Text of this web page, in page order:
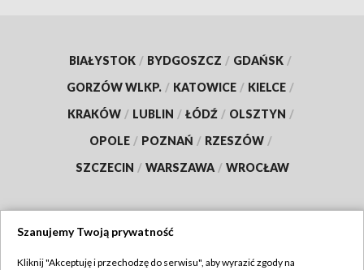
BIAŁYSTOK / BYDGOSZCZ / GDAŃSK /
GORZÓW WLKP. / KATOWICE / KIELCE /
KRAKÓW / LUBLIN / ŁÓDŹ / OLSZTYN /
OPOLE / POZNAŃ / RZESZÓW /
SZCZECIN / WARSZAWA / WROCŁAW
Szanujemy Twoją prywatność
Kliknij "Akceptuję i przechodzę do serwisu", aby wyrazić zgody na